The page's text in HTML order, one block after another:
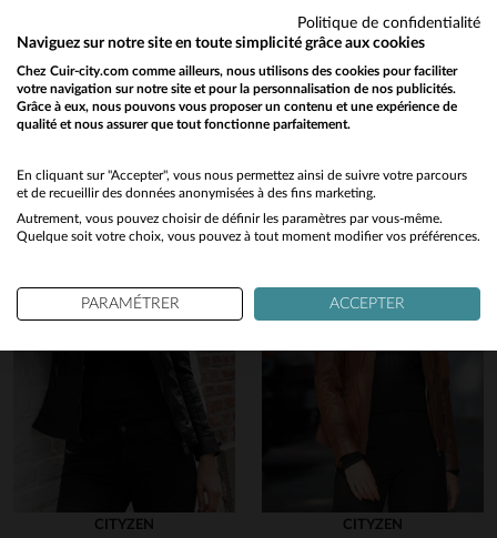
en cliquant ici
Vous aimerez également…
Découvrez ces produits similaires sélectionnés pour vous
CITYZEN
CITYZEN
Would you like to be redirected to our English site?
No
Yes
Politique de confidentialité
Naviguez sur notre site en toute simplicité grâce aux cookies
Chez Cuir-city.com comme ailleurs, nous utilisons des cookies pour faciliter
votre navigation sur notre site et pour la personnalisation de nos publicités.
Grâce à eux, nous pouvons vous proposer un contenu et une expérience de
qualité et nous assurer que tout fonctionne parfaitement.
En cliquant sur "Accepter", vous nous permettez ainsi de suivre votre parcours
et de recueillir des données anonymisées à des fins marketing.
Autrement, vous pouvez choisir de définir les paramètres par vous-même.
Quelque soit votre choix, vous pouvez à tout moment modifier vos préférences.
PARAMÉTRER ACCEPTER